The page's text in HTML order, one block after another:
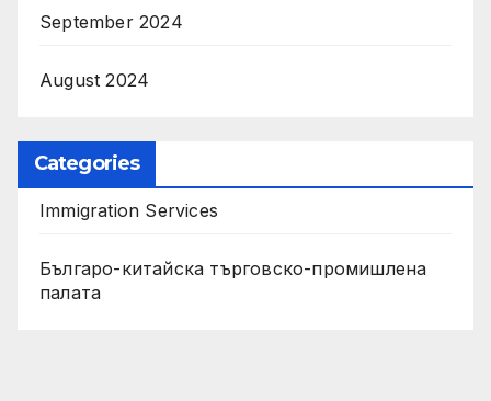
September 2024
August 2024
Categories
Immigration Services
Българо-китайска търговско-промишлена
палата